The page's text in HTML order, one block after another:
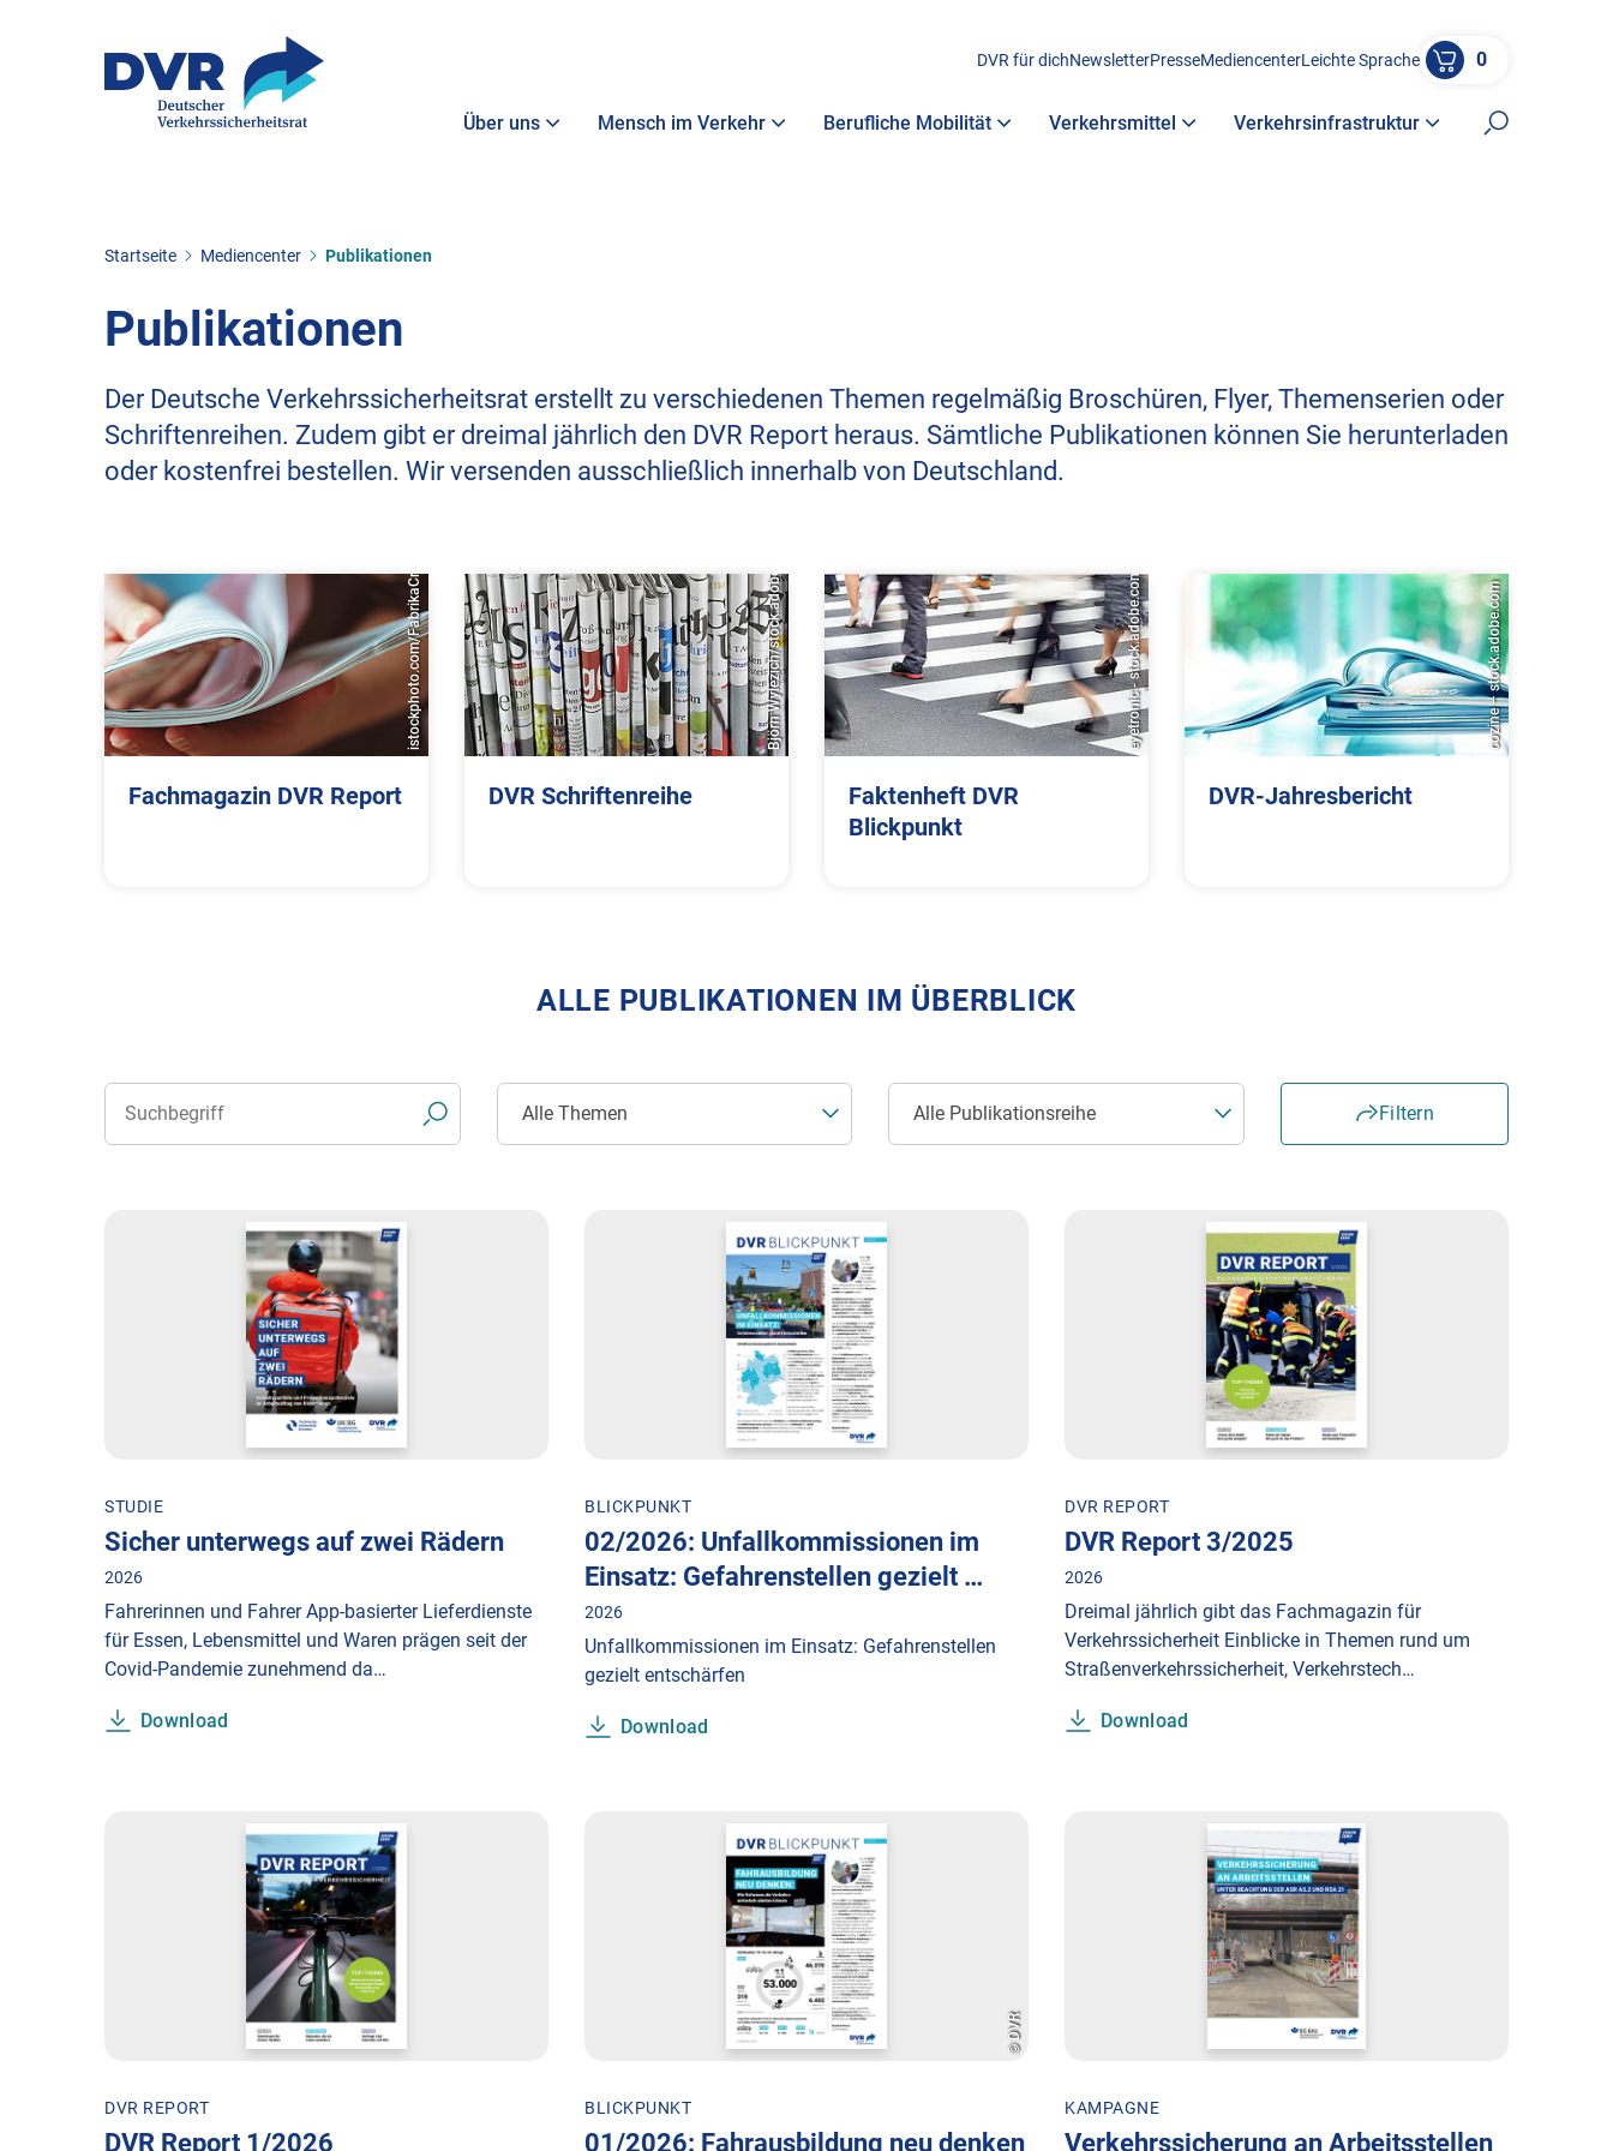
DVR für dichNewsletterPresseMediencenterLeichte Sprache 0
Über uns Mensch im Verkehr Berufliche Mobilität Verkehrsmittel Verkehrsinfrastruktur
Suche
Sie befinden sich hier:
Startseite Mediencenter Publikationen
Publikationen
Der Deutsche Verkehrssicherheitsrat erstellt zu verschiedenen Themen regelmäßig Broschüren, Flyer, Themenserien oder
Schriftenreihen. Zudem gibt er dreimal jährlich den DVR Report heraus. Sämtliche Publikationen können Sie herunterladen
oder kostenfrei bestellen. Wir versenden ausschließlich innerhalb von Deutschland.
istockphoto.com/FabrikaCr
Fachmagazin DVR Report
Björn Wylezich/stock.adobe.com
DVR Schriftenreihe
eyetronic - stock.adobe.com
Faktenheft DVR
Blickpunkt
cozine – stock.adobe.com
DVR-Jahresbericht
ALLE PUBLIKATIONEN IM ÜBERBLICK
Filtern
STUDIE
Sicher unterwegs auf zwei Rädern
2026
Fahrerinnen und Fahrer App-basierter Lieferdienste
für Essen, Lebensmittel und Waren prägen seit der
Covid-Pandemie zunehmend da…
Download
BLICKPUNKT
02/2026: Unfallkommissionen im
Einsatz: Gefahrenstellen gezielt …
2026
Unfallkommissionen im Einsatz: Gefahrenstellen
gezielt entschärfen
Download
DVR REPORT
DVR Report 3/2025
2026
Dreimal jährlich gibt das Fachmagazin für
Verkehrssicherheit Einblicke in Themen rund um
Straßenverkehrssicherheit, Verkehrstech…
Download
DVR REPORT
DVR Report 1/2026
© DVR
BLICKPUNKT
01/2026: Fahrausbildung neu denken
KAMPAGNE
Verkehrssicherung an Arbeitsstellen